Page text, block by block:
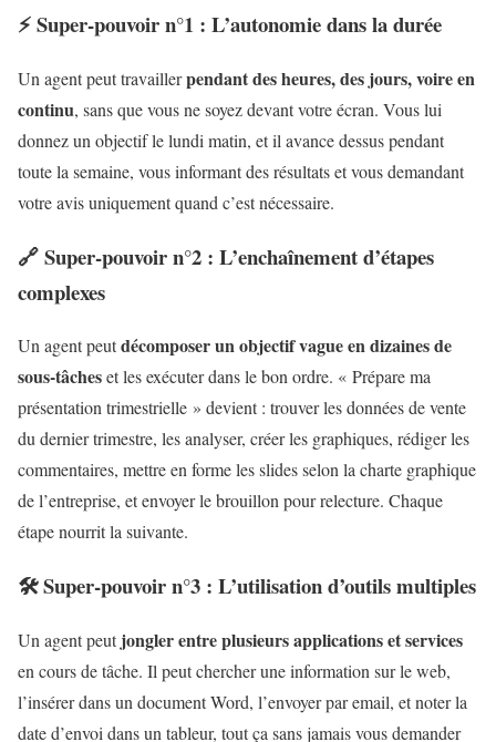
⚡ Super-pouvoir n°1 : L’autonomie dans la durée
Un agent peut travaillerpendant des heures, des jours, voire en
continu, sans que vous ne soyez devant votre écran. Vous lui
donnez un objectif le lundi matin, et il avance dessus pendant
toute la semaine, vous informant des résultats et vous demandant
votre avis uniquement quand c’est nécessaire.
🔗 Super-pouvoir n°2 : L’enchaînement d’étapes
complexes
Un agent peutdécomposer un objectif vague en dizaines de
sous-tâcheset les exécuter dans le bon ordre. « Prépare ma
présentation trimestrielle » devient : trouver les données de vente
du dernier trimestre, les analyser, créer les graphiques, rédiger les
commentaires, mettre en forme les slides selon la charte graphique
de l’entreprise, et envoyer le brouillon pour relecture. Chaque
étape nourrit la suivante.
🛠️ Super-pouvoir n°3 : L’utilisation d’outils multiples
Un agent peutjongler entre plusieurs applications et services
en cours de tâche. Il peut chercher une information sur le web,
l’insérer dans un document Word, l’envoyer par email, et noter la
date d’envoi dans un tableur, tout ça sans jamais vous demander